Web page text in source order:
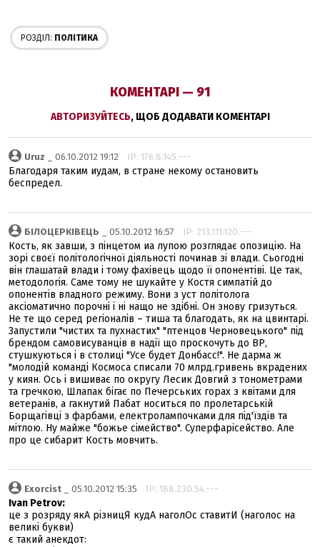
РОЗДІЛ: ПОЛІТИКА
КОМЕНТАРІ — 91
АВТОРИЗУЙТЕСЬ, ЩОБ ДОДАВАТИ КОМЕНТАРІ
Uruz _ 06.10.2012 19:12 IP: 176.8.145.---
Благодаря таким иудам, в стране некому остановить
беспредел.
БІЛОЦЕРКІВЕЦЬ _ 05.10.2012 16:57 IP: 213.111.120.---
Кость, як завши, з пінцетом иа лупою розглядає опозицію. На
зорі своєї політологічної діяльності починав зі влади. Сьогодні
він глашатай влади і тому фахівець щодо її опонентіві. Це так,
методологія. Саме тому не шукайте у Костя симпатій до
опонентів владного режиму. Вони з уст політолога
аксіоматично порочні і ні нащо не здібні. Он знову гризуться.
Не те що серед регіоналів – тиша та благодать, як на цвинтарі.
Запустили "чистих та пухнастих" "птенцов Черновецького" під
брендом самовисуванців в надії що проскочуть до ВР,
стушкуються і в столиці "Усе будет Донбасс!". Не дарма ж
"молодій команді Космоса списали 70 млрд.гривень вкрадених
у киян. Ось і вишиває по округу Лесик Довгий з тонометрами
та гречкою, Шлапак бігає по Печерських горах з квітами для
ветеранів, а гакнутий Пабат носиться по пролетарській
Борщагівці з фарбами, електролампочками для під'їздів та
мітлою. Ну майже "божье сімейство". Суперфарісейство. Але
про це сибарит Кость мовчить.
Exorcist _ 05.10.2012 15:35 IP: 188.230.54.---
Ivan Petrov:
це з розряду якА різницЯ кудА наголОс ставитИ (наголос на
великі букви)
є такий анекдот: